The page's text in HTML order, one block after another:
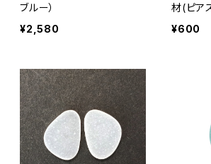
ブルー）
¥2,580
材(ピア
¥600